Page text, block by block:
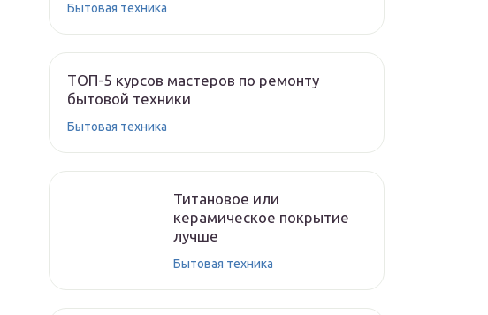
Бытовая техника
ТОП-5 курсов мастеров по ремонту
бытовой техники
Бытовая техника
Титановое или
керамическое покрытие
лучше
Бытовая техника